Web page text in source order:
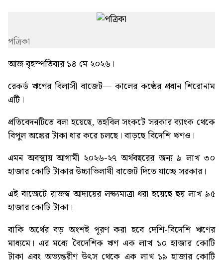
পত্রিকা
আজ বৃহস্পতিবার ১৪ মে ২০২৬।
রেকর্ড ঋণের বিলাসী বাজেট— কালের কণ্ঠের প্রধান শিরোনাম
এটি।
প্রতিবেদনটিতে বলা হয়েছে, তহবিল সংকটে সরকার ব্যাংক থেকে
বিপুল অঙ্কের টাকা ধার করে চলছে। বাড়ছে বিদেশি ঋণও।
এমন অবস্থায় আগামী ২০২৬-২৭ অর্থবছরের জন্য ৯ লাখ ৩০
হাজার কোটি টাকার উচ্চাভিলাষী বাজেট দিতে যাচ্ছে সরকার।
এই বাজেটে রাজস্ব আদায়ের লক্ষ্যমাত্রা ধরা হয়েছে ছয় লাখ ৯৫
হাজার কোটি টাকা।
বাকি অর্থের বড় অংশই পূরণ করা হবে দেশি-বিদেশি ঋণের
মাধ্যমে। এর মধ্যে বৈদেশিক ঋণ এক লাখ ১০ হাজার কোটি
টাকা এবং অভ্যন্তরীণ উৎস থেকে এক লাখ ১৯ হাজার কোটি